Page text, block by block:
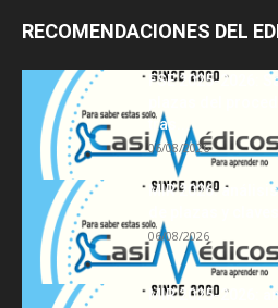
RECOMENDACIONES DEL
FSE 2025-2026:
plazas del
tras...
06/08/2026
MIR 2026:
de plazas y
06/08/2026
MIR 2025-2026: